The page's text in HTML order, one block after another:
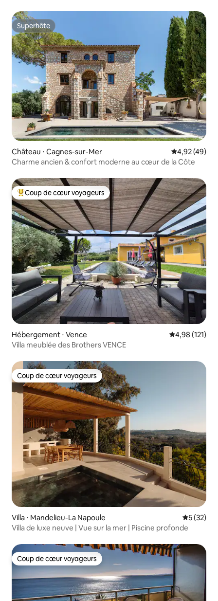
Superhôte
Superhôte
Château ⋅ Cagnes-sur-Mer Évaluation
4,92 (49)
Charme ancien & confort moderne au cœur de la Côte
Coups de cœur voyageurs les plus appréciés
Coup de cœur voyageurs
Hébergement ⋅ Vence Évaluation
4,98 (121)
Villa meublée des Brothers VENCE
Coup de cœur voyageurs
Coup de cœur voyageurs
Villa ⋅ Mandelieu-La Napoule
5 (32)
Villa de luxe neuve | Vue sur la mer | Piscine profonde
Coup de cœur voyageurs
Coup de cœur voyageurs